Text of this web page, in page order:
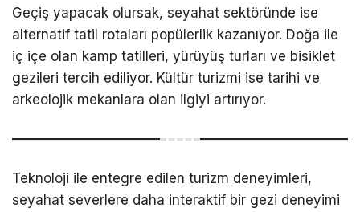
Geçiş yapacak olursak, seyahat sektöründe ise
alternatif tatil rotaları popülerlik kazanıyor. Doğa ile
iç içe olan kamp tatilleri, yürüyüş turları ve bisiklet
gezileri tercih ediliyor. Kültür turizmi ise tarihi ve
arkeolojik mekanlara olan ilgiyi artırıyor.
Teknoloji ile entegre edilen turizm deneyimleri,
seyahat severlere daha interaktif bir gezi deneyimi